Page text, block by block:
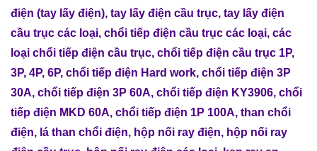
điện (tay lấy điện), tay lấy điện cầu trục, tay lấy điện
cầu trục các loại, chổi tiếp điện cầu trục các loại, các
loại chổi tiếp điện cầu trục, chổi tiếp điện cầu trục 1P,
3P, 4P, 6P, chổi tiếp điện Hard work, chổi tiếp điện 3P
30A, chổi tiếp điện 3P 60A, chổi tiếp điện KY3906, chổi
tiếp điện MKD 60A, chổi tiếp điện 1P 100A, than chổi
điện, lá than chổi điện, hộp nối ray điện, hộp nối ray